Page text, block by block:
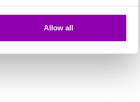
Allow all
(même si cela est fortement